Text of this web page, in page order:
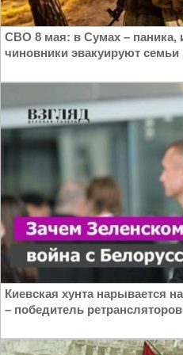
СВО 8 мая: в Сумах – паника,
чиновники эвакуируют семьи
Киевская хунта нарывается
– победитель ретрансляторов